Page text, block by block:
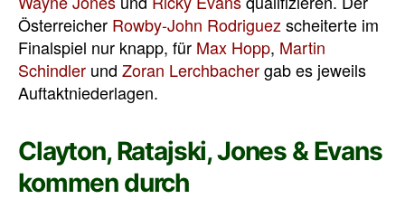
Österreicher Rowby-John Rodriguez scheiterte im
Finalspiel nur knapp, für Max Hopp, Martin
Schindler und Zoran Lerchbachergab es jeweils
Auftaktniederlagen.
Clayton, Ratajski, Jones & Evans
kommen durch